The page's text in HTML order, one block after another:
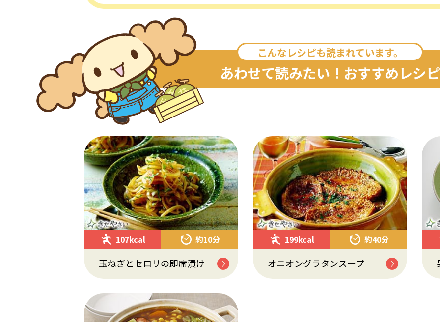
こんなレシピも読まれています。
あわせて読みたい！おすすめレシピ
107kcal 約10分
玉ねぎとセロリの即席漬け
199kcal 約40分
オニオングラタンスープ